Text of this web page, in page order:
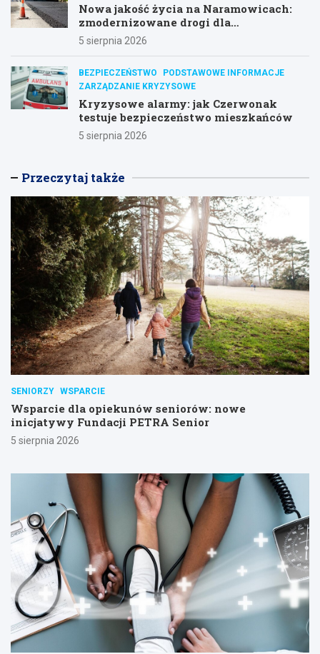
Nowa jakość życia na Naramowicach:
zmodernizowane drogi dla
mieszkańców
5 sierpnia 2026
BEZPIECZEŃSTWO
PODSTAWOWE INFORMACJE
ZARZĄDZANIE KRYZYSOWE
Kryzysowe alarmy: jak Czerwonak
testuje bezpieczeństwo mieszkańców
5 sierpnia 2026
Przeczytaj także
SENIORZY WSPARCIE
Wsparcie dla opiekunów seniorów: nowe
inicjatywy Fundacji PETRA Senior
5 sierpnia 2026